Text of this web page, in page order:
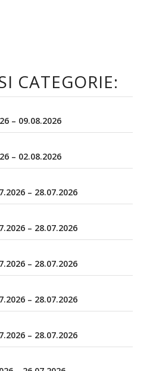
CATEGORIE:
– 09.08.2026
– 02.08.2026
– 28.07.2026
– 28.07.2026
– 28.07.2026
– 28.07.2026
– 28.07.2026